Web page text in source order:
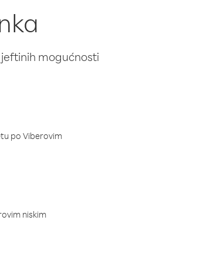
mogućnosti
po Viberovim
niskim